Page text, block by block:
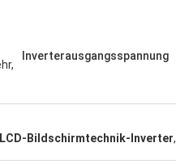
Inverterausgangsspannung
LCD-Bildschirmtechnik-Inverter,